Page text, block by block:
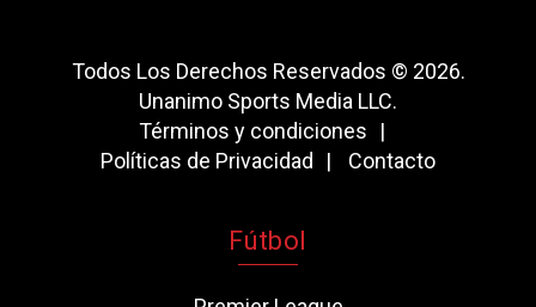
Todos Los Derechos Reservados © 2026.
Unanimo Sports Media LLC.
Términos y condiciones
Políticas de Privacidad
Contacto
Fútbol